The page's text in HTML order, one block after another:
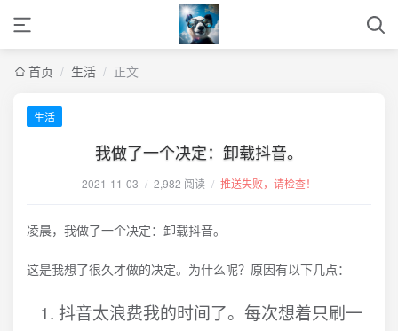
首页 / 生活 / 正文
生活
我做了一个决定：卸载抖音。
2021-11-03 / 2,982 阅读 / 推送失败，请检查！
凌晨，我做了一个决定：卸载抖音。
这是我想了很久才做的决定。为什么呢？原因有以下几点：
抖音太浪费我的时间了。每次想着只刷一